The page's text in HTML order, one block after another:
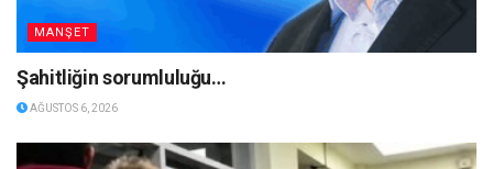
MANŞET
Şahitliğin sorumluluğu…
AĞUSTOS 6, 2026